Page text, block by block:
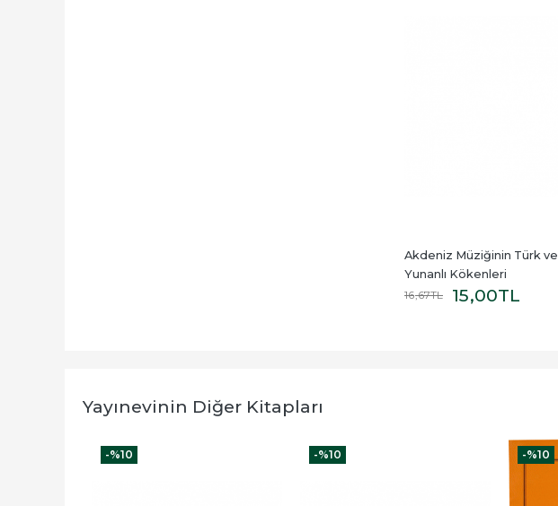
Akdeniz Müziğinin Türk ve
Yunanlı Kökenleri
16,67TL 15,00TL
Yayınevinin Diğer Kitapları
-%10 -%10 -%10